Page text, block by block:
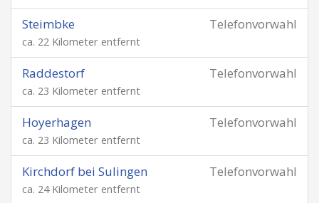
Telefonvorwahl
Steimbke
ca. 22 Kilometer entfernt
Telefonvorwahl
Raddestorf
ca. 23 Kilometer entfernt
Telefonvorwahl
Hoyerhagen
ca. 23 Kilometer entfernt
Telefonvorwahl
Kirchdorf bei Sulingen
ca. 24 Kilometer entfernt